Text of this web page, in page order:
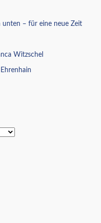
unten – für eine neue Zeit
Witzschel